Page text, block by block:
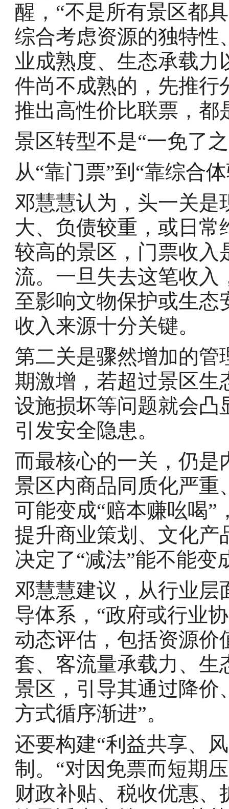
醒，“不是所有景区都
综合考虑资源的独特性
业成熟度、生态承载力
件尚不成熟的，先推行
推出高性价比联票，都
景区转型不是“一免了
从“靠门票”到“靠综合
邓慧慧认为，头一关是
大、负债较重，或日
较高的景区，门票收入
流。一旦失去这笔收入
至影响文物保护或生态
收入来源十分关键。
第二关是骤然增加的管
期激增，若超过景区生
设施损坏等问题就会凸
引发安全隐患。
而最核心的一关，仍是
景区内商品同质化严重
可能变成“赔本赚吆喝
提升商业策划、文化产
决定了“减法”能不能变
邓慧慧建议，从行业层
导体系，“政府或行业
动态评估，包括资源价
套、客流量承载力、生
景区，引导其通过降价
方式循序渐进”。
还要构建“利益共享、
制。“对因免票而短期
财政补贴、税收优惠